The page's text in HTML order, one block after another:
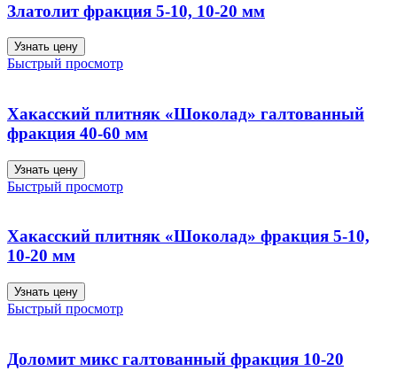
Златолит фракция 5-10, 10-20 мм
Узнать цену
Быстрый просмотр
Хакасский плитняк «Шоколад» галтованный
фракция 40-60 мм
Узнать цену
Быстрый просмотр
Хакасский плитняк «Шоколад» фракция 5-10,
10-20 мм
Узнать цену
Быстрый просмотр
Доломит микс галтованный фракция 10-20